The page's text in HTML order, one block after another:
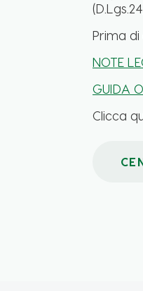
Prima
NOTE
GUIDA
Clicca